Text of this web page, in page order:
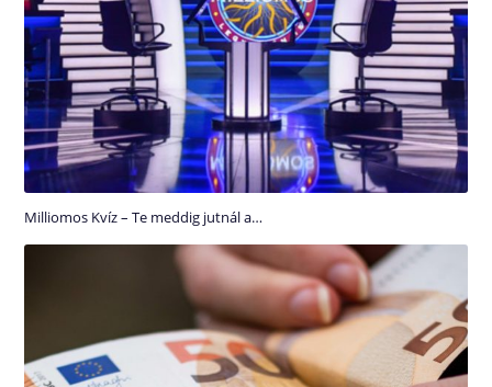
Milliomos Kvíz – Te meddig jutnál a…